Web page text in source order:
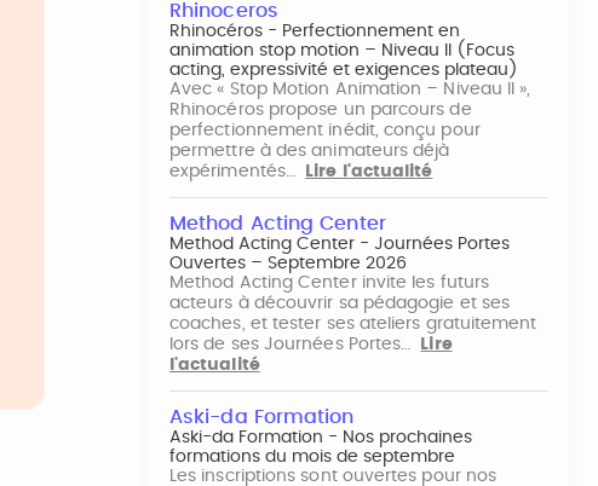
Rhinoceros
Rhinocéros - Perfectionnement en
animation stop motion – Niveau II (Focus
acting, expressivité et exigences plateau)
Avec « Stop Motion Animation – Niveau II »,
Rhinocéros propose un parcours de
perfectionnement inédit, conçu pour
permettre à des animateurs déjà
expérimentés…
Lire l'actualité
Method Acting Center
Method Acting Center - Journées Portes
Ouvertes – Septembre 2026
Method Acting Center invite les futurs
acteurs à découvrir sa pédagogie et ses
coaches, et tester ses ateliers gratuitement
lors de ses Journées Portes…
Lire
l'actualité
Aski-da Formation
Aski-da Formation - Nos prochaines
formations du mois de septembre
Les inscriptions sont ouvertes pour nos